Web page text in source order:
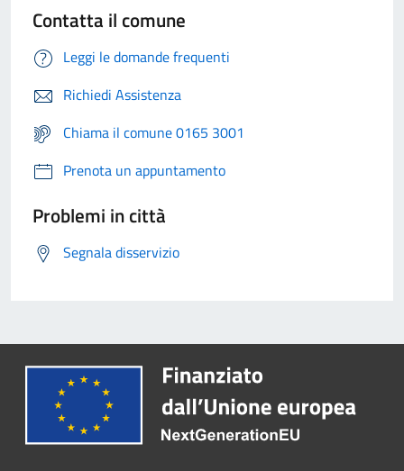
Contatta il comune
Leggi le domande frequenti
Richiedi Assistenza
Chiama il comune 0165 3001
Prenota un appuntamento
Problemi in città
Segnala disservizio